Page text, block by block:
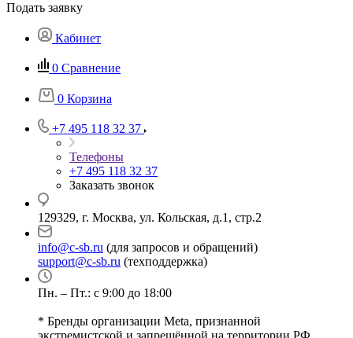
Подать заявку
Кабинет
0 Сравнение
0 Корзина
+7 495 118 32 37
Телефоны
+7 495 118 32 37
Заказать звонок
129329, г. Москва, ул. Кольская, д.1, стр.2
info@c-sb.ru (для запросов и обращений)
support@c-sb.ru (техподдержка)
Пн. – Пт.: с 9:00 до 18:00
* Бренды организации Meta, признанной
экстремистской и запрещённой на территории РФ